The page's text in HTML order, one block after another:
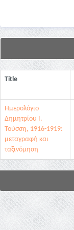
Title
Ημερολόγιο
Δημητρίου Ι.
Τούσση, 1916-1919:
μεταγραφή και
ταξινόμηση